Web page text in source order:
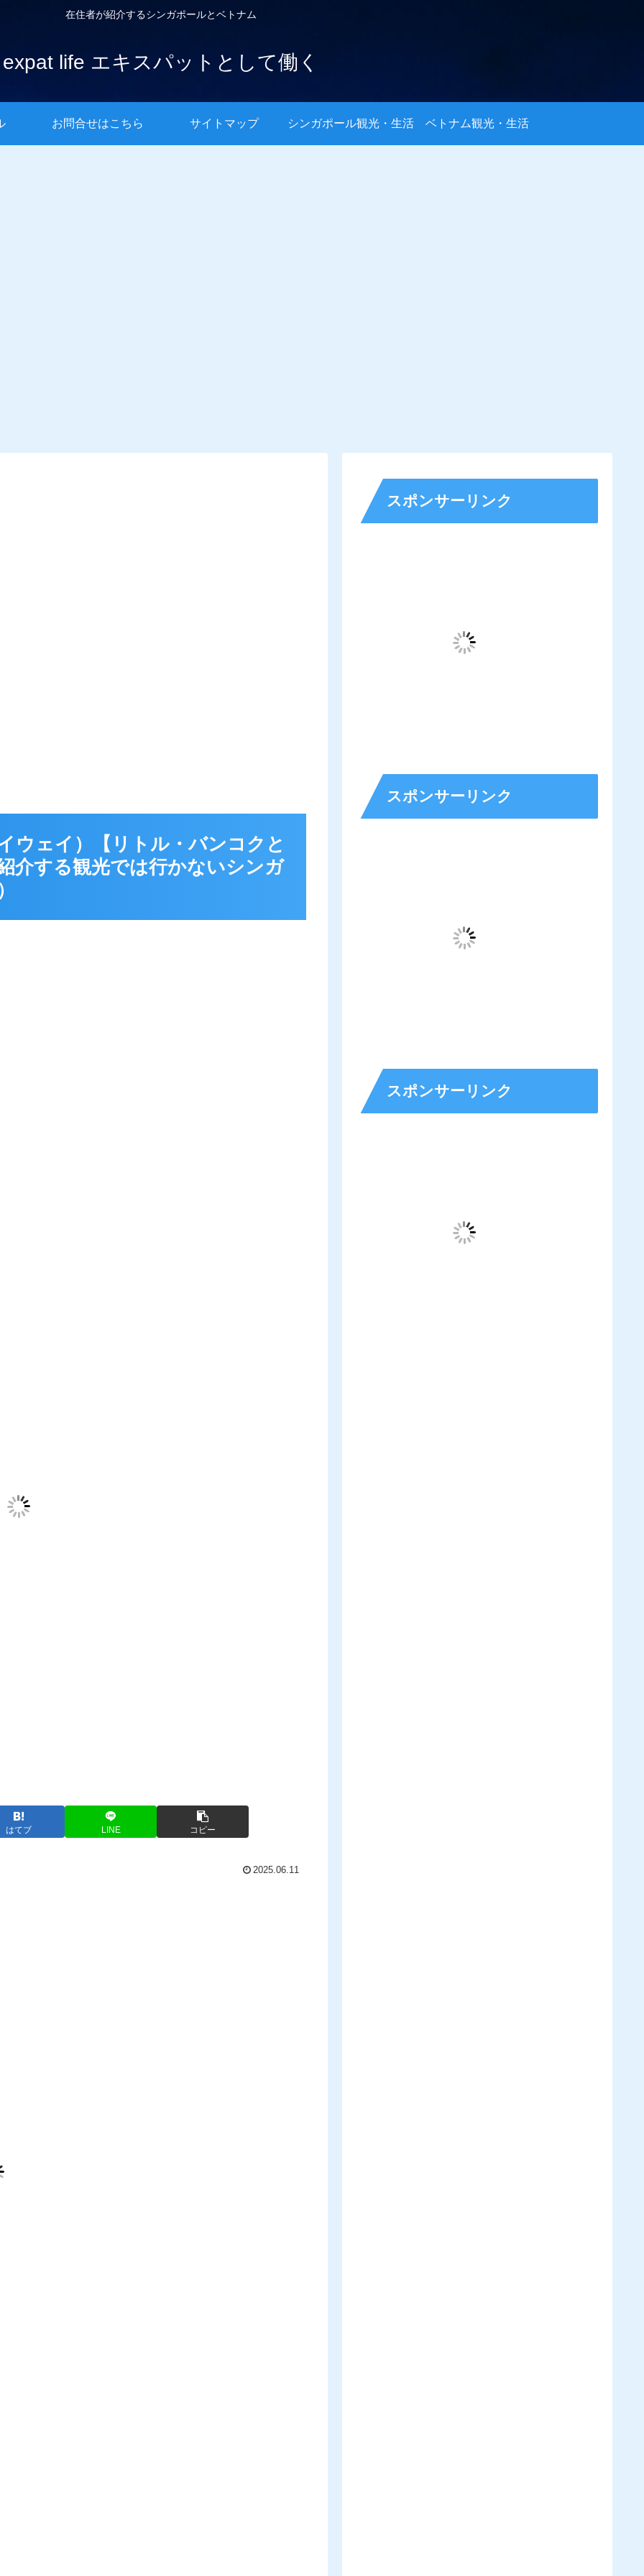
在住者が紹介するシンガポールとベトナム
expat life エキスパットとして働く
お問合せはこちら サイトマップ シンガポール観光・生活 ベトナム観光・生活
ウェイ）【リトル・バンコクと
介する観光では行かないシンガ
はてブ LINE コピー
2025.06.11
スポンサーリンク
スポンサーリンク
スポンサーリンク